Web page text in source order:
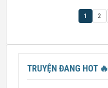
1 2
TRUYỆN ĐANG HOT 🔥